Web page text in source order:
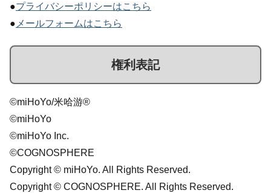
●プライバシーポリシーはこちら
● メールフォームはこちら
権利表記
©miHoYo/米哈游®
©miHoYo
©miHoYo Inc.
©COGNOSPHERE
Copyright © miHoYo. All Rights Reserved.
Copyright © COGNOSPHERE. All Rights Reserved.